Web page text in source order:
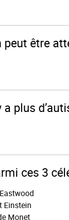
peut être
a plus
ces 3
Einstein
Monet